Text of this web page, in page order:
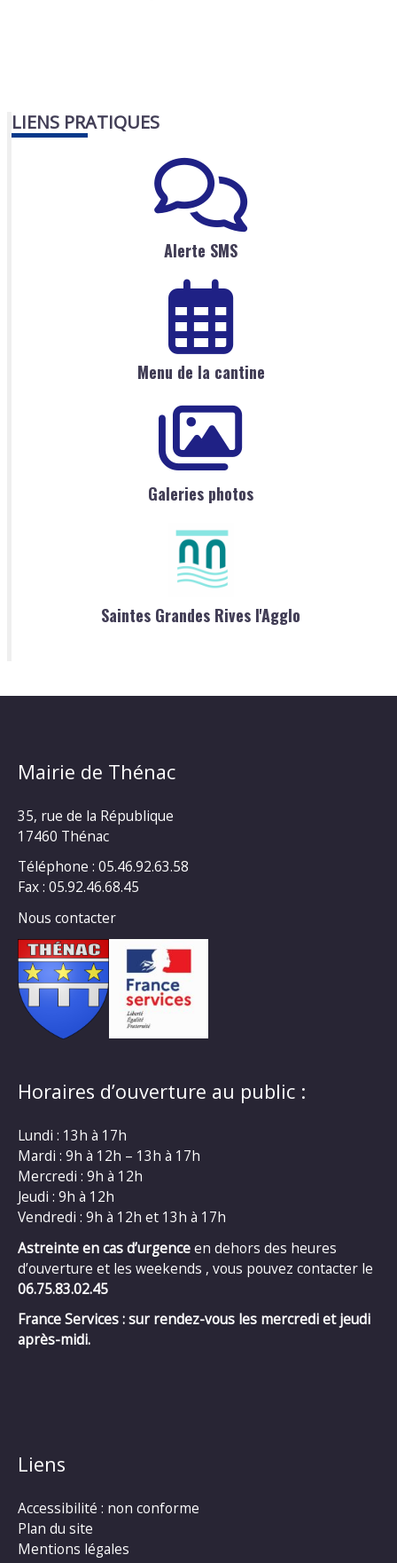
LIENS PRATIQUES
Alerte SMS
Menu de la cantine
Galeries photos
Saintes Grandes Rives l'Agglo
Mairie de Thénac
35, rue de la République
17460 Thénac
Téléphone : 05.46.92.63.58
Fax : 05.92.46.68.45
Nous contacter
Horaires d’ouverture au public :
Lundi : 13h à 17h
Mardi : 9h à 12h – 13h à 17h
Mercredi : 9h à 12h
Jeudi : 9h à 12h
Vendredi : 9h à 12h et 13h à 17h
Astreinte en cas d’urgenceen dehors des heures
d’ouverture et les weekends , vous pouvez contacter le
06.75.83.02.45
France Services : sur rendez-vous les mercredi et jeudi
après-midi.
Liens
Accessibilité : non conforme
Plan du site
Mentions légales